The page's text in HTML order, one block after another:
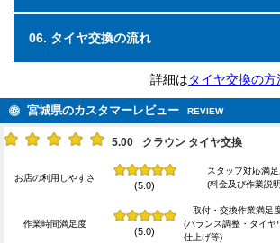
06. タイヤ交換の流れ
詳細はタイヤ交換の
宮城県のカスタマーレビュー REVIEW
5.00 クラウン タイヤ交換
お店の利用しやすさ
(5.0)
スタッフ対応満
(料金及び作業説
作業時間満足度
(5.0)
取付・交換作業満足
(バランス調整・タイヤ
仕上げ等)